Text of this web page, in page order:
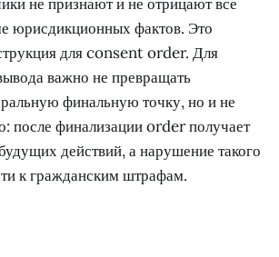
не признают и не отрицают все
юрисдикционных фактов. Это
для consent order. Для
важно не превращать
финальную точку, но и не
после финализации order получает
действий, а нарушение такого
к гражданским штрафам.